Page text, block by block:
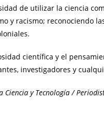
de utilizar la ciencia
y racismo; reconociendo
científica y el
investigadores y
y Tecnología /